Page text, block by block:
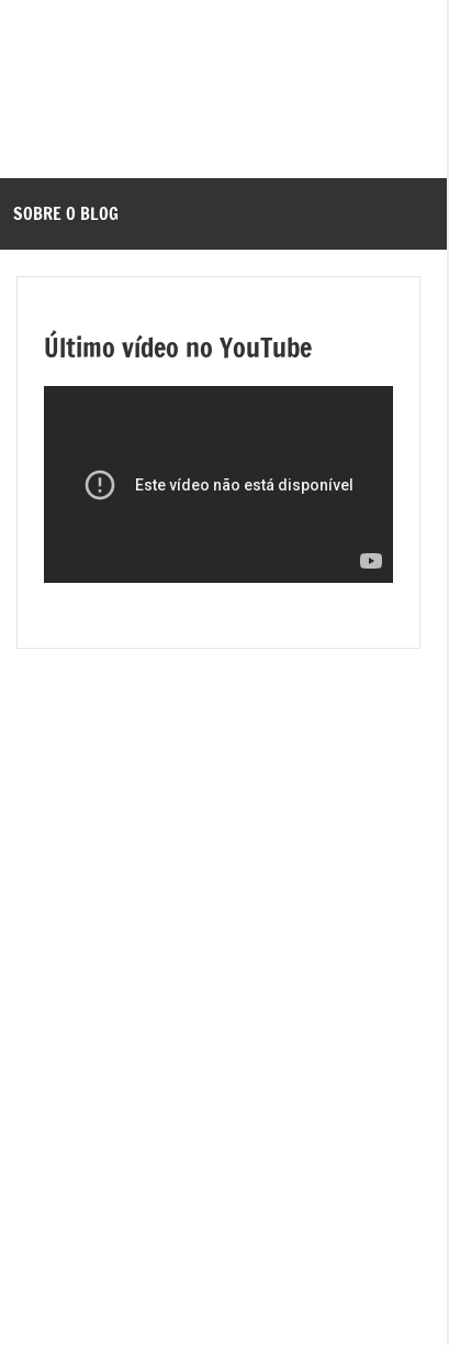
SOBRE O BLOG
Último vídeo no YouTube